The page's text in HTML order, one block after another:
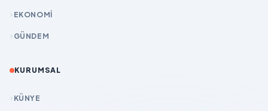
EKONOMİ
GÜNDEM
KURUMSAL
KÜNYE